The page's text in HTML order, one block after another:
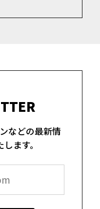
などの最新情
ます。